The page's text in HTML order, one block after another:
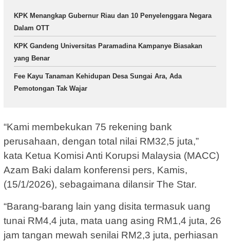
KPK Menangkap Gubernur Riau dan 10 Penyelenggara Negara
Dalam OTT
KPK Gandeng Universitas Paramadina Kampanye Biasakan
yang Benar
Fee Kayu Tanaman Kehidupan Desa Sungai Ara, Ada
Pemotongan Tak Wajar
“Kami membekukan 75 rekening bank
perusahaan, dengan total nilai RM32,5 juta,”
kata Ketua Komisi Anti Korupsi Malaysia (MACC)
Azam Baki dalam konferensi pers, Kamis,
(15/1/2026), sebagaimana dilansir The Star.
“Barang-barang lain yang disita termasuk uang
tunai RM4,4 juta, mata uang asing RM1,4 juta, 26
jam tangan mewah senilai RM2,3 juta, perhiasan